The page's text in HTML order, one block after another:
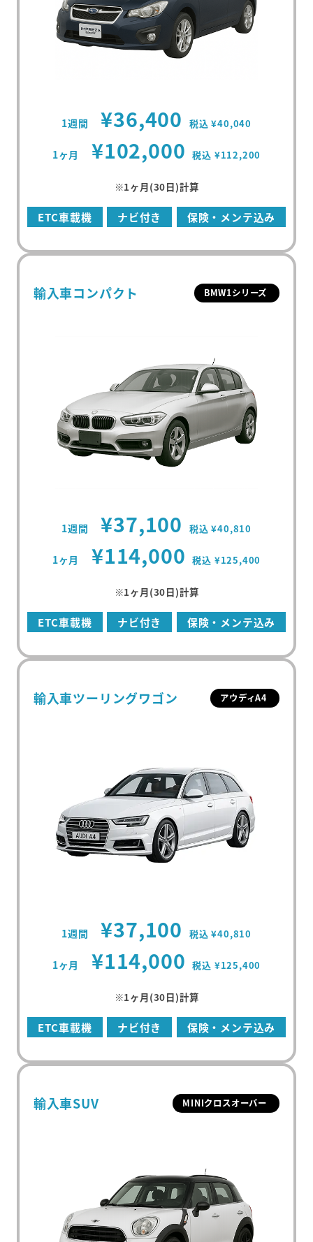
初めての方
マンスリーレンタカーとは
保険/補償について
事故・故障について
マンスリープラン
ウィークリープラン
空港配車・引取プラン
車種から選ぶ
軽ミニクラス
軽ボックスクラス
ハイブリッドクラス
ミニバンクラス
トヨタミニバンクラス
高年式車両
高年式レンタカー
エリアから探す
千葉県
法人向け
1週間 ¥36,400 税込 ¥40,040
1ヶ月 ¥102,000 税込 ¥112,200
※1ヶ月(30日)計算
ETC車載機 ナビ付き 保険・メンテ込み
輸入車コンパクト BMW1シリーズ
1週間 ¥37,100 税込 ¥40,810
1ヶ月 ¥114,000 税込 ¥125,400
※1ヶ月(30日)計算
ETC車載機 ナビ付き 保険・メンテ込み
輸入車ツーリングワゴン アウディA4
1週間 ¥37,100 税込 ¥40,810
1ヶ月 ¥114,000 税込 ¥125,400
※1ヶ月(30日)計算
ETC車載機 ナビ付き 保険・メンテ込み
輸入車SUV MINIクロスオーバー